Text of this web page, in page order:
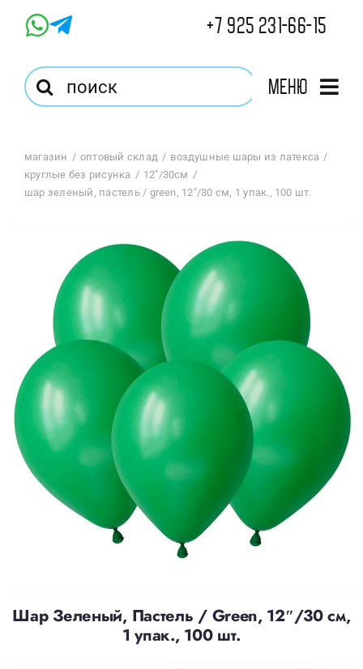
+7 925 231-66-15
Результат
поиска:
Меню
Магазин
Оптовый Магазин
Корзина
Избранное
Доставка
О нас
Отзывы
Политика конфиденциальности
магазин оптовый склад
воздушные шары из латекса
круглые без рисунка
12"/30см
шар зеленый, пастель / green, 12″/30 см, 1 упак., 100 шт.
Шар Зеленый, Пастель / Green, 12″/30 см,
1 упак., 100 шт.